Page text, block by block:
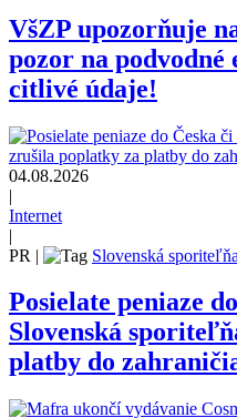
VšZP upozorňuje
pozor na podvodné
citlivé údaje!
04.08.2026
|
Internet
|
PR | Slovenská sporiteľňa
Posielate peniaze
Slovenská
platby do